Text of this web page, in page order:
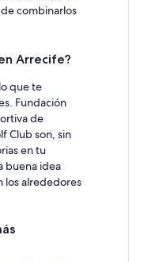
combinarlos
Arrecife?
que te
Fundación
de
Club son, sin
en tu
buena idea
los alrededores